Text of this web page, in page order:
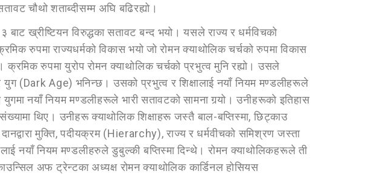
चौथो शताब्दीसम्म अघि बढिरह्यो।
ख्रीष्टियन विरुद्धका सतावट बन्द भयो। यसले राज्य र धर्मविचको
रुपमा राज्यधर्मको विकास भयो जो रोमन क्याथोलिक चर्चको रुपमा विकास
क्रमिक रुपमा युरोप रोमन क्याथोलिक चर्चको प्रभुत्व मुनि रह्यो। उसले
युग (Dark Age) भनिन्छ। उसको प्रभुत्व र शिक्षालाई नयाँ नियम मण्डलीहरूले
नयाँ नियम मण्डलीहरूले भारी सतावटको सामना गर्‍यो। उनीहरूको इतिहास
थिए। उनीहरू क्याथोलिक शिक्षाहरू जस्तै बाल-बप्तिस्मा, छिट्काउ
दानद्वारा मुक्ति, पदीयक्रम (Hierarchy), राज्य र धर्मवीचको समिश्रण जस्ता
नयाँ नियम मण्डलीहरुले डुबुल्की बप्तिस्मा दिन्थे। रोमन क्याथोलिकहरूले ती
काउन्सिल अफ ट्रेन्टका अध्यक्ष रोमन क्याथोलिक कार्डिनल होसियस